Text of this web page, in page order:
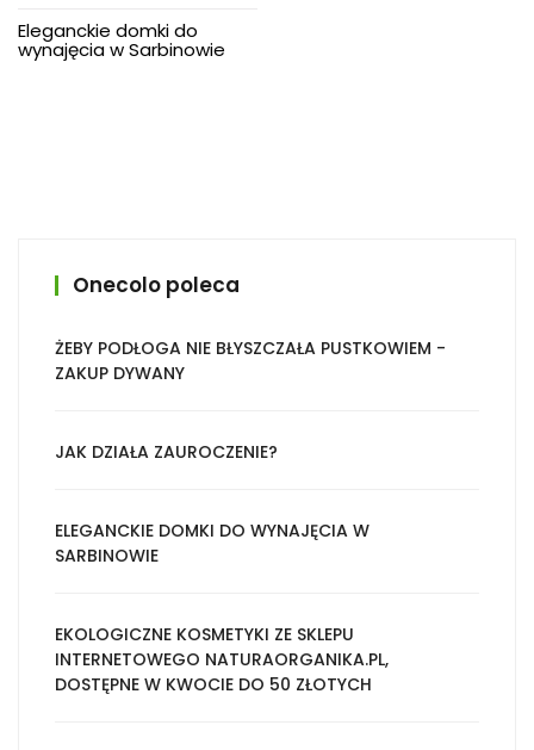
Eleganckie domki do
wynajęcia w Sarbinowie
Onecolo poleca
ŻEBY PODŁOGA NIE BŁYSZCZAŁA PUSTKOWIEM -
ZAKUP DYWANY
JAK DZIAŁA ZAUROCZENIE?
ELEGANCKIE DOMKI DO WYNAJĘCIA W
SARBINOWIE
EKOLOGICZNE KOSMETYKI ZE SKLEPU
INTERNETOWEGO NATURAORGANIKA.PL,
DOSTĘPNE W KWOCIE DO 50 ZŁOTYCH